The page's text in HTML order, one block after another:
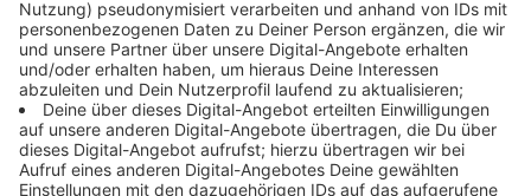
Kosten sollen die mittlerweile schon zehn privaten
Teststellen in der Stadt erstattet bekommen. Auch in
den Testzentren, die von den kommunalen
Gesundheitsämtern oder den Kassenärztlichen
Vereinigungen betrieben werden und in Arztpraxen
sollen kostenlose Schnelltests möglich sein. Hier gilt
abzuwarten, ob und wie weit diese Stelle überhaupt